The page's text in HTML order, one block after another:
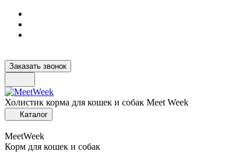
Заказать звонок
Холистик корма для кошек и собак Meet Week
Каталог
MeetWeek
Корм для кошек и собак